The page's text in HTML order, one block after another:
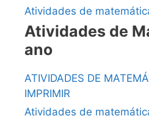
Atividades de
Atividades de
ano
ATIVIDADES DE
IMPRIMIR
Atividades de